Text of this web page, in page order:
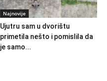
Najnovije
Ujutru sam u dvorištu
primetila nešto i pomislila da
je samo...